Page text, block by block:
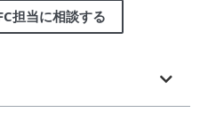
担当に相談する